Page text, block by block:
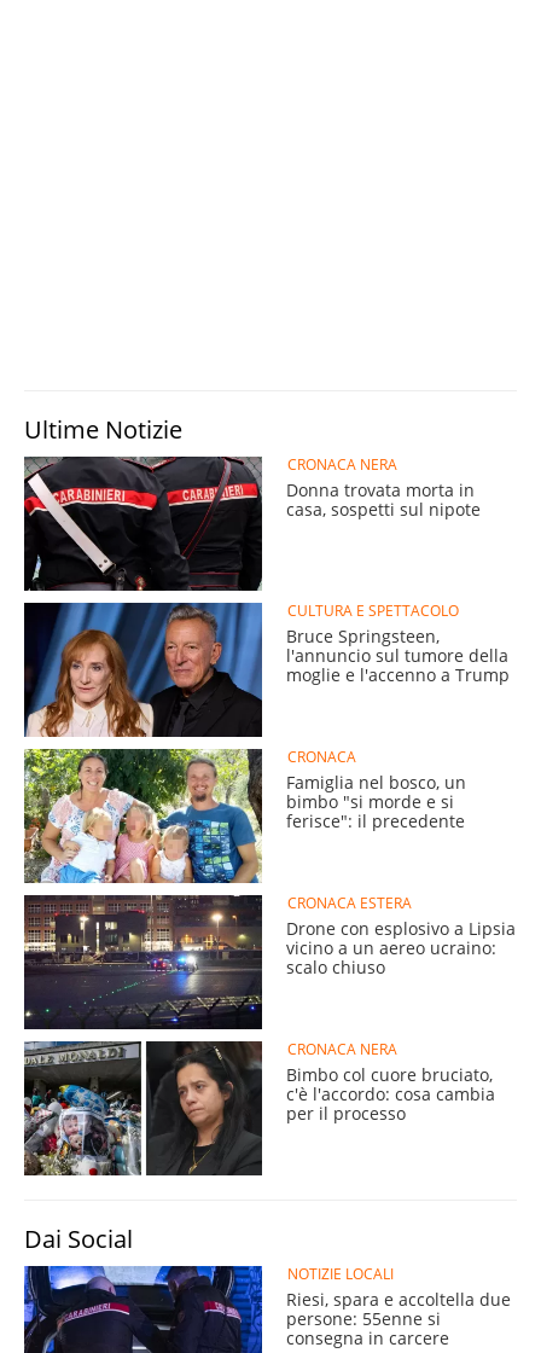
Ultime Notizie
CRONACA NERA
Donna trovata morta in
casa, sospetti sul nipote
CULTURA E SPETTACOLO
Bruce Springsteen,
l'annuncio sul tumore della
moglie e l'accenno a Trump
CRONACA
Famiglia nel bosco, un
bimbo "si morde e si
ferisce": il precedente
CRONACA ESTERA
Drone con esplosivo a Lipsia
vicino a un aereo ucraino:
scalo chiuso
CRONACA NERA
Bimbo col cuore bruciato,
c'è l'accordo: cosa cambia
per il processo
Dai Social
NOTIZIE LOCALI
Riesi, spara e accoltella due
persone: 55enne si
consegna in carcere